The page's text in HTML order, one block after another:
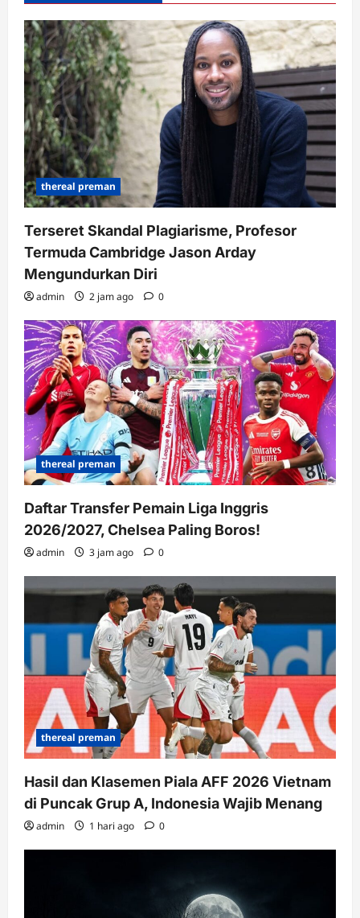
thereal preman
Terseret Skandal Plagiarisme, Profesor
Termuda Cambridge Jason Arday
Mengundurkan Diri
admin 2 jam ago 0
thereal preman
Daftar Transfer Pemain Liga Inggris
2026/2027, Chelsea Paling Boros!
admin 3 jam ago 0
thereal preman
Hasil dan Klasemen Piala AFF 2026 Vietnam
di Puncak Grup A, Indonesia Wajib Menang
admin 1 hari ago 0